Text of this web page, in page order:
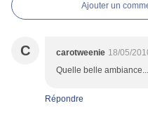
Ajouter un
C carotweenie 18/05/
Quelle belle ambiance...
Répondre